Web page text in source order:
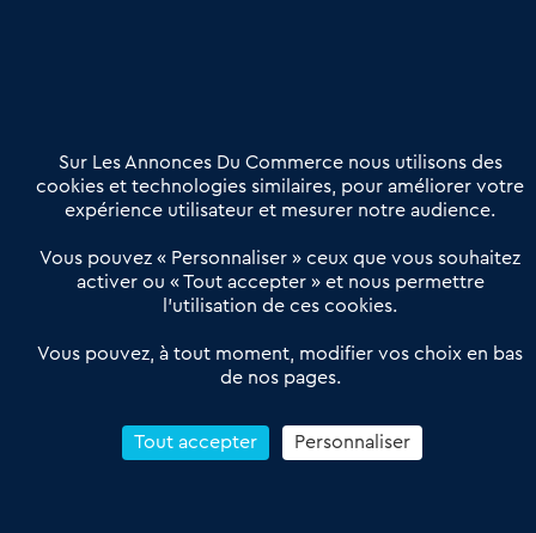
Offres Pro
Actualités
Qui sommes nous ?
Derniers articles
Réseau 3C : un partenaire national dédié aux transactions
Petitscommerces : Un partenariat au service du commerce de
proximité et des territoires
Reprendre un Restaurant Rapide
Sur Les Annonces Du Commerce nous utilisons des
cookies et technologies similaires, pour améliorer votre
expérience utilisateur et mesurer notre audience.
Vous pouvez « Personnaliser » ceux que vous souhaitez
activer ou « Tout accepter » et nous permettre
l’utilisation de ces cookies.
Vous pouvez, à tout moment, modifier vos choix en bas
de nos pages.
Tout accepter Personnaliser